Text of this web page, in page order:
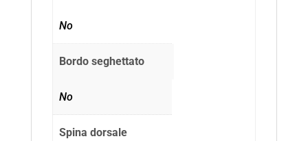
No
Bordo seghettato
No
Spina dorsale